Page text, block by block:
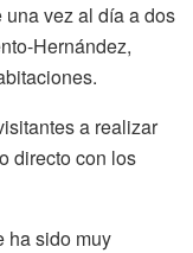
vez al día a dos
Hernández,
a realizar
directo con los
ha sido muy